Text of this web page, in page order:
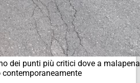
dei punti più critici dove a malapena